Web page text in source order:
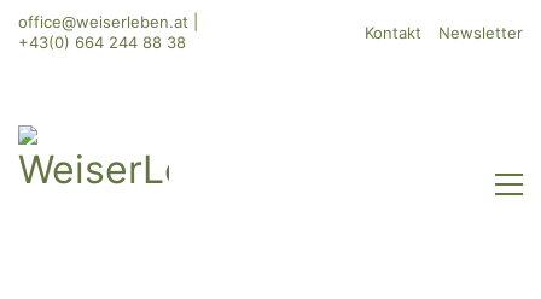
office@weiserleben.at
+43(0) 664 244 88 38
Kontakt Newsletter